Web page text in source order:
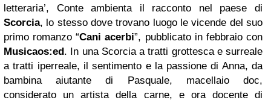
letteraria’, Conte ambienta il racconto nel paese di
Scorcia, lo stesso dove trovano luogo le vicende del suo
primo romanzo “Cani acerbi”, pubblicato in febbraio con
Musicaos:ed. In una Scorcia a tratti grottesca e surreale
a tratti iperreale, il sentimento e la passione di Anna, da
bambina aiutante di Pasquale, macellaio doc,
considerato un artista della carne, e ora docente di